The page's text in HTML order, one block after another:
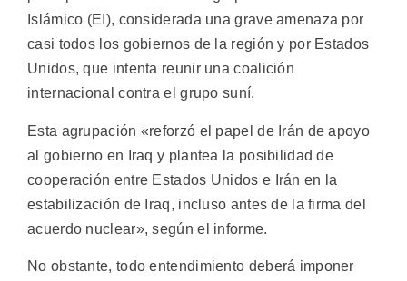
Islámico (EI), considerada una grave amenaza por
casi todos los gobiernos de la región y por Estados
Unidos, que intenta reunir una coalición
internacional contra el grupo suní.
Esta agrupación «reforzó el papel de Irán de apoyo
al gobierno en Iraq y plantea la posibilidad de
cooperación entre Estados Unidos e Irán en la
estabilización de Iraq, incluso antes de la firma del
acuerdo nuclear», según el informe.
No obstante, todo entendimiento deberá imponer